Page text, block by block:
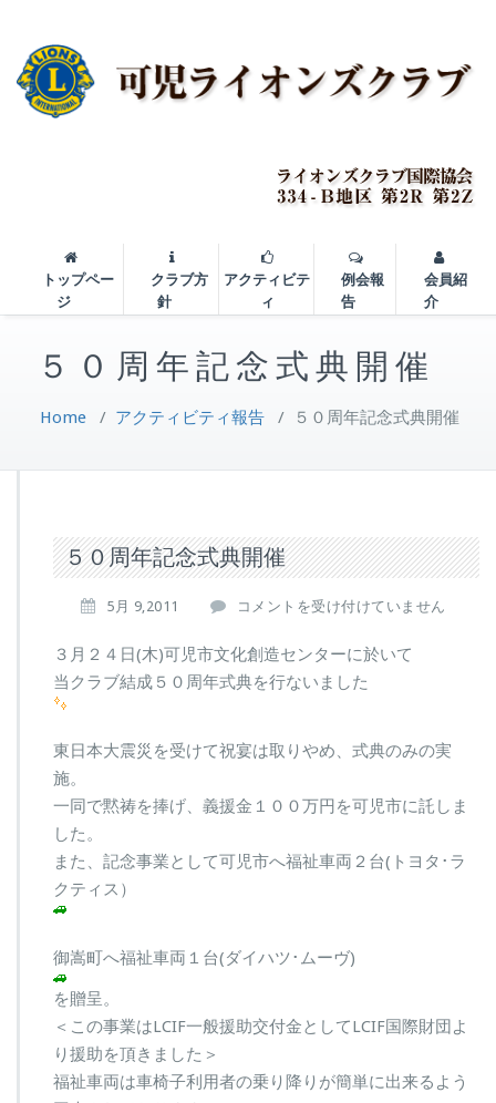
トップペー
ジ
クラブ方
針
アクティビテ
ィ
例会報
告
会員紹
介
５０周年記念式典開催
Home / アクティビティ報告 / ５０周年記念式典開催
５０周年記念式典開催
5月 9,2011
５
周
年
記
式
典
催
コメントを受け付けていません
３月２４日(木)可児市文化創造センターに於いて
当クラブ結成５０周年式典を行ないました
東日本大震災を受けて祝宴は取りやめ、式典のみの実
施。
一同で黙祷を捧げ、義援金１００万円を可児市に託しま
した。
また、記念事業として可児市へ福祉車両２台(トヨタ･ラ
クティス）
御嵩町へ福祉車両１台(ダイハツ･ムーヴ)
を贈呈。
＜この事業はLCIF一般援助交付金としてLCIF国際財団よ
り援助を頂きました＞
福祉車両は車椅子利用者の乗り降りが簡単に出来るよう